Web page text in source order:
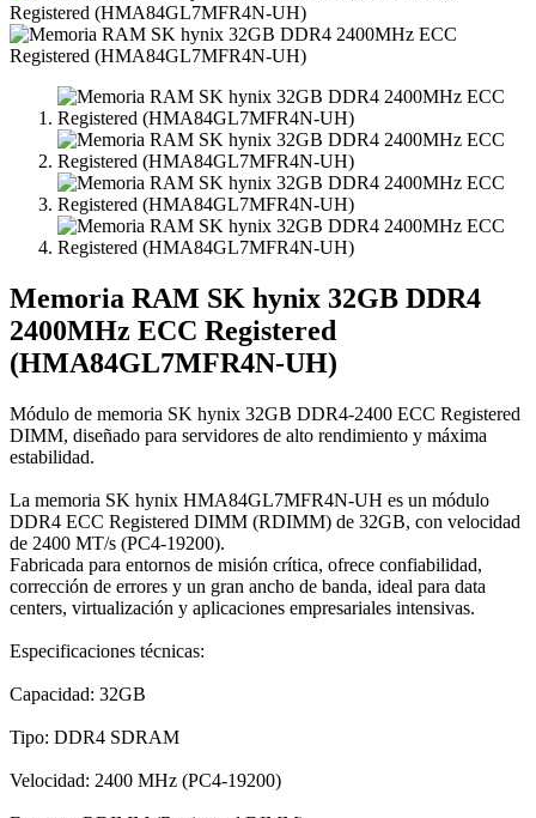
Memoria RAM SK hynix 32GB DDR4
2400MHz ECC Registered
(HMA84GL7MFR4N-UH)
Módulo de memoria SK hynix 32GB DDR4-2400 ECC Registered
DIMM, diseñado para servidores de alto rendimiento y máxima
estabilidad.
La memoria SK hynix HMA84GL7MFR4N-UH es un módulo
DDR4 ECC Registered DIMM (RDIMM) de 32GB, con velocidad
de 2400 MT/s (PC4-19200).
Fabricada para entornos de misión crítica, ofrece confiabilidad,
corrección de errores y un gran ancho de banda, ideal para data
centers, virtualización y aplicaciones empresariales intensivas.
Especificaciones técnicas:
Capacidad: 32GB
Tipo: DDR4 SDRAM
Velocidad: 2400 MHz (PC4-19200)